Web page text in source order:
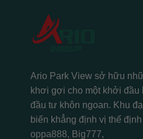
Ario Park View sở hữu
khơi gợi cho một khởi đầu
đầu tư khôn ngoan. Khu
biển khẳng định vị thế
oppa888, Big777,